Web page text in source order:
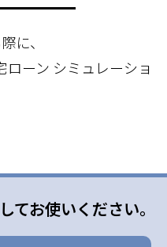
に、
ーン シミュレーショ
お使いください。